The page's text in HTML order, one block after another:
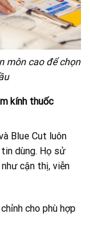
môn cao để chọn
kính thuốc
Blue Cut luôn
dùng. Họ sử
cận thị, viễn
cho phù hợp